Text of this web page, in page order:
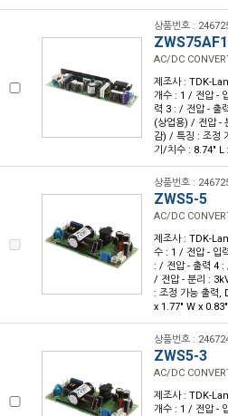
상품번호 :
AC/DC
제조사 : TDK-
개수 : 1 / 전압 -
력 3 : / 전압 - 출
(상업용) / 전압 -
감) / 특징 : 조정
기/치수 : 8.74"
상품번호 :
ZWS5-5
AC/DC
제조사 : TDK-
수 : 1 / 전압 - 입
: / 전압 - 출력 4 :
/ 전압 - 분리 :
: 조정 가능 출력,
x 1.77" W x
상품번호 :
ZWS5-3
AC/DC
제조사 : TDK-
개수 : 1 / 전압 -